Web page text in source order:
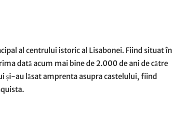
al centrului istoric al Lisabonei. Fiind situat în
dată acum mai bine de 2.000 de ani de către
și-au lăsat amprenta asupra castelului, fiind